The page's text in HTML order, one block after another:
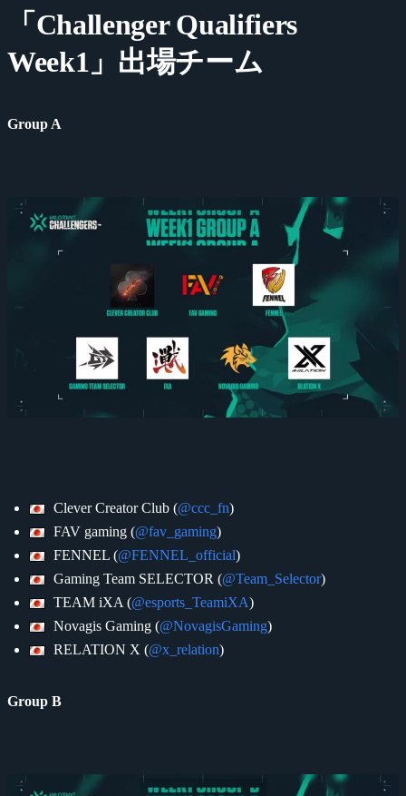
「Challenger Qualifiers
Week1」出場チーム
Group A
Clever Creator Club (@ccc_fn)
FAV gaming (@fav_gaming)
FENNEL (@FENNEL_official)
Gaming Team SELECTOR (@Team_Selector)
TEAM iXA (@esports_TeamiXA)
Novagis Gaming (@NovagisGaming)
RELATION X (@x_relation)
Group B